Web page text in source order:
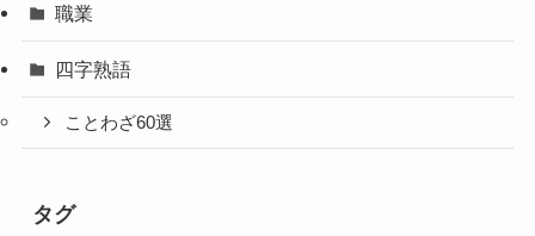
職業
四字熟語
ことわざ60選
タグ